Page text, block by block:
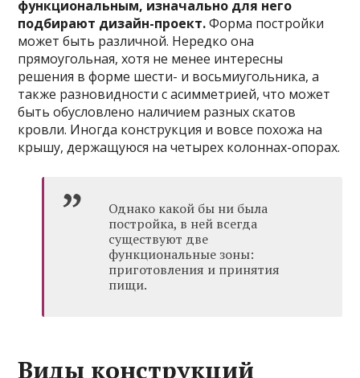
функциональным, изначально для него
подбирают дизайн-проект.Форма постройки
может быть различной. Нередко она
прямоугольная, хотя не менее интересны
решения в форме шести- и восьмиугольника, а
также разновидности с асимметрией, что может
быть обусловлено наличием разных скатов
кровли. Иногда конструкция и вовсе похожа на
крышу, держащуюся на четырех колоннах-опорах.
Однако какой бы ни была
постройка, в ней всегда
существуют две
функциональные зоны:
приготовления и принятия
пищи.
Виды конструкций